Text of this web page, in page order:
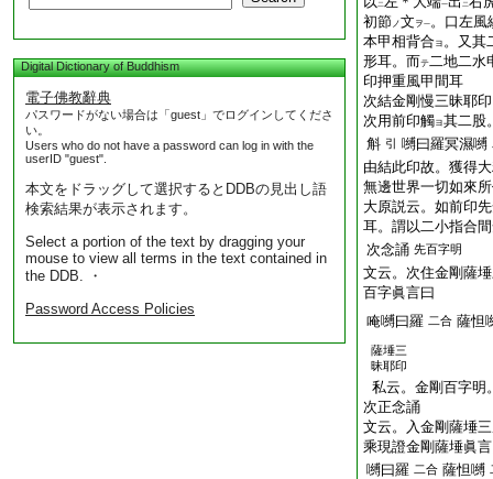
Digital Dictionary of Buddhism
電子佛教辭典
パスワードがない場合は「guest」でログインしてくださ
い。
Users who do not have a password can log in with the
userID "guest".
本文をドラッグして選択するとDDBの見出し語
検索結果が表示されます。
Select a portion of the text by dragging your
mouse to view all terms in the text contained in
the DDB. ・
Password Access Policies
二 一 二
初節 ノ文 ヲ一。口左風
本甲相背合ヨ 。又其
形耳。而テ二地二水
印押重風甲間耳
次結金剛慢三昧耶印
次用前印觸ヨ其二股
斛 引 嚩曰羅冥濕嚩
由結此印故。獲得
無邊世界一切如來
大原説云。如前印
耳。謂以二小指合
次念誦 先百字明
文云。次住金剛薩
百字眞言曰
唵嚩曰羅 二合 薩怛
薩埵三
昧耶印
私云。金剛百字明
次正念誦
文云。入金剛薩埵
乘現證金剛薩埵眞
嚩曰羅 二合 薩怛嚩